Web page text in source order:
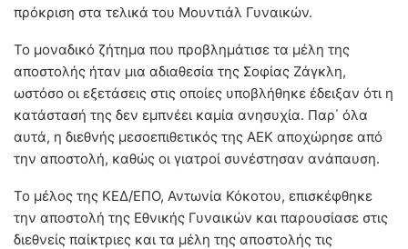
πρόκριση στα τελικά του Μουντιάλ Γυναικών.
Το μοναδικό ζήτημα που προβλημάτισε τα μέλη της
αποστολής ήταν μια αδιαθεσία της Σοφίας Ζάγκλη,
ωστόσο οι εξετάσεις στις οποίες υποβλήθηκε έδειξαν ότι η
κατάστασή της δεν εμπνέει καμία ανησυχία. Παρ΄ όλα
αυτά, η διεθνής μεσοεπιθετικός της ΑΕΚ αποχώρησε από
την αποστολή, καθώς οι γιατροί συνέστησαν ανάπαυση.
Το μέλος της ΚΕΔ/ΕΠΟ, Αντωνία Κόκοτου, επισκέφθηκε
την αποστολή της Εθνικής Γυναικών και παρουσίασε στις
διεθνείς παίκτριες και τα μέλη της αποστολής τις